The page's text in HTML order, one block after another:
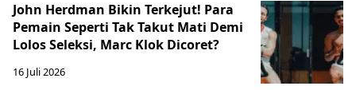
John Herdman Bikin Terkejut! Para
Pemain Seperti Tak Takut Mati Demi
Lolos Seleksi, Marc Klok Dicoret?
16 Juli 2026